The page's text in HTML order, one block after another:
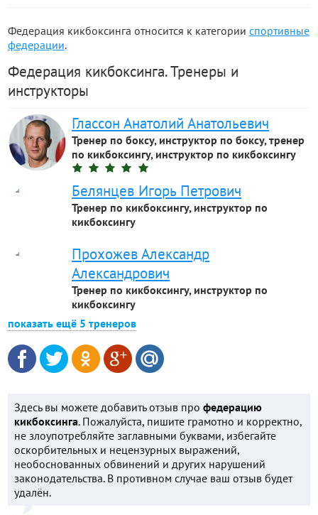
Федерация кикбоксинга относится к категории спортивные
федерации.
Федерация кикбоксинга. Тренеры и
инструкторы
Глассон Анатолий Анатольевич
Тренер по боксу, инструктор по боксу, тренер
по кикбоксингу, инструктор по кикбоксингу
Белянцев Игорь Петрович
Тренер по кикбоксингу, инструктор по
кикбоксингу
Прохожев Александр
Александрович
Тренер по кикбоксингу, инструктор по
кикбоксингу
показать ещё 5 тренеров
Здесь вы можете добавить отзыв про федерацию
кикбоксинга. Пожалуйста, пишите грамотно и корректно,
не злоупотребляйте заглавными буквами, избегайте
оскорбительных и нецензурных выражений,
необоснованных обвинений и других нарушений
законодательства. В противном случае ваш отзыв будет
удалён.